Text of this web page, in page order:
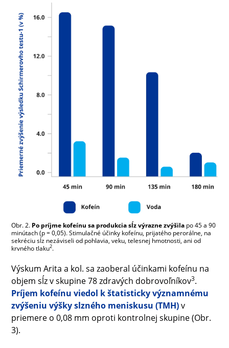
Obr. 2. Po príjme kofeínu sa produkcia sĺz výrazne zvýšila po 45 a 90
minútach (p = 0,05). Stimulačné účinky kofeínu, prijatého perorálne, na
sekréciu sĺz nezáviseli od pohlavia, veku, telesnej hmotnosti, ani od
krvného tlaku2.
Výskum Arita a kol. sa zaoberal účinkami kofeínu na
objem sĺz v skupine 78 zdravých dobrovoľníkov3.
Príjem kofeínu viedol k štatisticky významnému
zvýšeniu výšky slzného meniskusu (TMH)v
priemere o 0,08 mm oproti kontrolnej skupine (Obr.
3).